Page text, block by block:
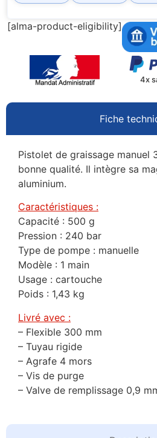
[alma-product-eligibility]
4x
Fiche
Pistolet de graissage manuel
bonne qualité. Il intègre sa
aluminium.
Caractéristiques :
Capacité : 500 g
Pression : 240 bar
Type de pompe : manuelle
Modèle : 1 main
Usage : cartouche
Poids : 1,43 kg
Livré avec :
– Flexible 300 mm
– Tuyau rigide
– Agrafe 4 mors
– Vis de purge
– Valve de remplissage 0,9